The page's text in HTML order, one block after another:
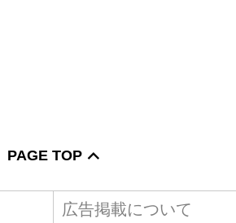
PAGE TOP
広告掲載について